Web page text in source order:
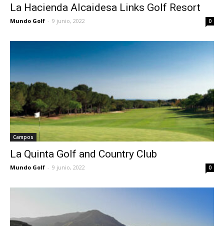
La Hacienda Alcaidesa Links Golf Resort
Mundo Golf - 9 junio, 2022 0
Campos
La Quinta Golf and Country Club
Mundo Golf - 9 junio, 2022 0